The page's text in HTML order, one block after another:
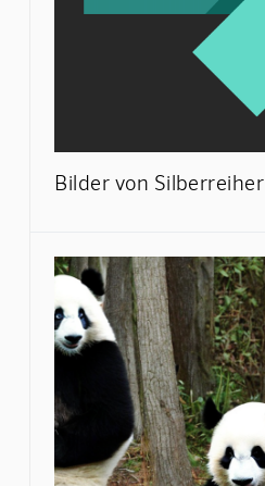
Bilder von Silberreiher